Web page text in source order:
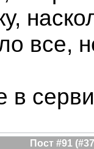
все,
в
Пост #91